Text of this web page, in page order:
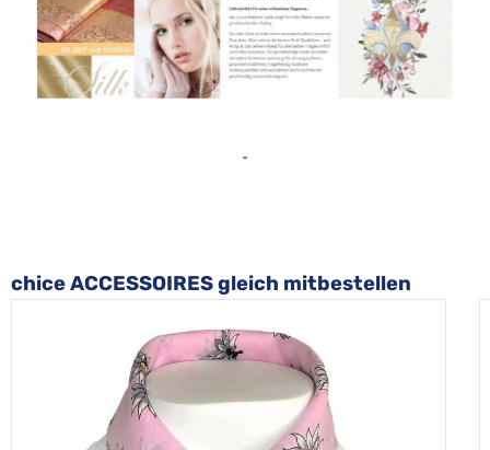
-
Produktgalerie überspringen
chice ACCESSOIRES gleich mitbestellen